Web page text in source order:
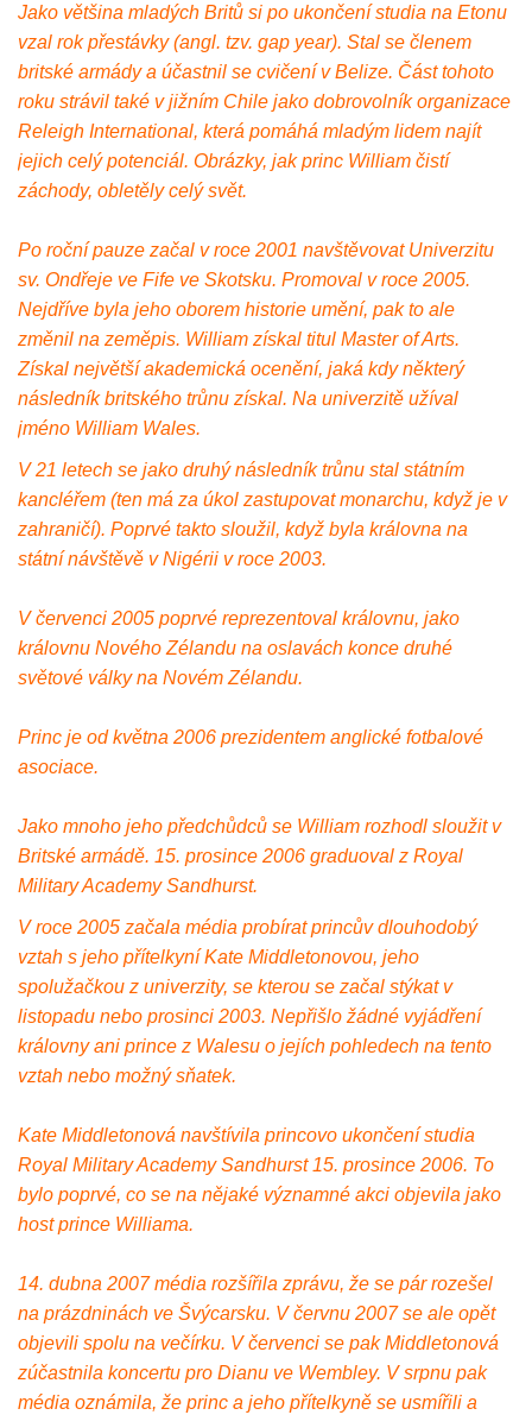
Jako většina mladých Britů si po ukončení studia na Etonu
vzal rok přestávky (angl. tzv. gap year). Stal se členem
britské armády a účastnil se cvičení v Belize. Část tohoto
roku strávil také v jižním Chile jako dobrovolník organizace
Releigh International, která pomáhá mladým lidem najít
jejich celý potenciál. Obrázky, jak princ William čistí
záchody, obletěly celý svět.
Po roční pauze začal v roce 2001 navštěvovat Univerzitu
sv. Ondřeje ve Fife ve Skotsku. Promoval v roce 2005.
Nejdříve byla jeho oborem historie umění, pak to ale
změnil na zeměpis. William získal titul Master of Arts.
Získal největší akademická ocenění, jaká kdy některý
následník britského trůnu získal. Na univerzitě užíval
jméno William Wales.
V 21 letech se jako druhý následník trůnu stal státním
kancléřem (ten má za úkol zastupovat monarchu, když je v
zahraničí). Poprvé takto sloužil, když byla královna na
státní návštěvě v Nigérii v roce 2003.
V červenci 2005 poprvé reprezentoval královnu, jako
královnu Nového Zélandu na oslavách konce druhé
světové války na Novém Zélandu.
Princ je od května 2006 prezidentem anglické fotbalové
asociace.
Jako mnoho jeho předchůdců se William rozhodl sloužit v
Britské armádě. 15. prosince 2006 graduoval z Royal
Military Academy Sandhurst.
V roce 2005 začala média probírat princův dlouhodobý
vztah s jeho přítelkyní Kate Middletonovou, jeho
spolužačkou z univerzity, se kterou se začal stýkat v
listopadu nebo prosinci 2003. Nepřišlo žádné vyjádření
královny ani prince z Walesu o jejích pohledech na tento
vztah nebo možný sňatek.
Kate Middletonová navštívila princovo ukončení studia
Royal Military Academy Sandhurst 15. prosince 2006. To
bylo poprvé, co se na nějaké významné akci objevila jako
host prince Williama.
14. dubna 2007 média rozšířila zprávu, že se pár rozešel
na prázdninách ve Švýcarsku. V červnu 2007 se ale opět
objevili spolu na večírku. V červenci se pak Middletonová
zúčastnila koncertu pro Dianu ve Wembley. V srpnu pak
média oznámila, že princ a jeho přítelkyně se usmířili a